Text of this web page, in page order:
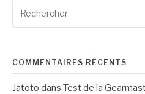
pour
COMMENTAIRES RÉCENTS
Jatoto dans Test de la